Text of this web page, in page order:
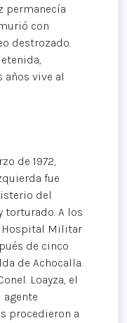
permanecía
con
destrozado.
años vive al
de 1972,
fue
del
torturado. A los
Hospital Militar
de cinco
de Achocalla.
Loayza, el
agente
procedieron a